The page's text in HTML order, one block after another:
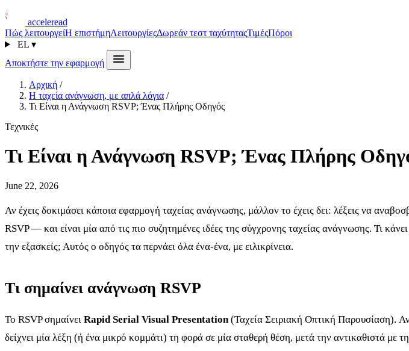
acceleread
Πώς λειτουργείΗ επιστήμηΛειτουργίεςΔωρεάν τεστ ταχύτηταςΤιμέςΠόροι
EL ▾
Αποκτήστε την εφαρμογή
Αρχική /
Η ταχεία ανάγνωση, με απλά λόγια /
Τι Είναι η Ανάγνωση RSVP; Ένας Πλήρης Οδηγός
Τεχνικές
Τι Είναι η Ανάγνωση RSVP; Ένας Πλήρης
June 22, 2026
Αν έχεις δοκιμάσει κάποια εφαρμογή ταχείας ανάγνωσης, μάλλον το έχεις δει: λέξεις να
RSVP — και είναι μία από τις πιο συζητημένες ιδέες της σύγχρονης ταχείας ανάγνωσης. Τι
την εξασκείς; Αυτός ο οδηγός τα περνάει όλα ένα-ένα, με ειλικρίνεια.
Τι σημαίνει ανάγνωση RSVP
Το RSVP σημαίνει Rapid Serial Visual Presentation (Ταχεία Σειριακή Οπτική Παρουσίαση).
δείχνει μία λέξη (ή ένα μικρό κομμάτι) τη φορά σε μία σταθερή θέση, μετά την αντικαθιστά